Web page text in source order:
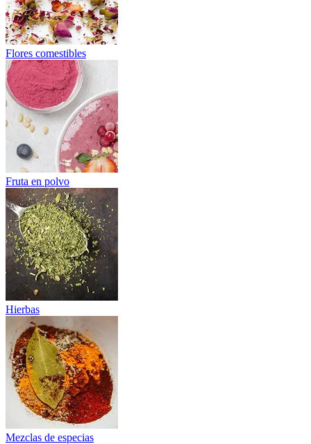
Flores comestibles
Fruta en polvo
Hierbas
Mezclas de especias